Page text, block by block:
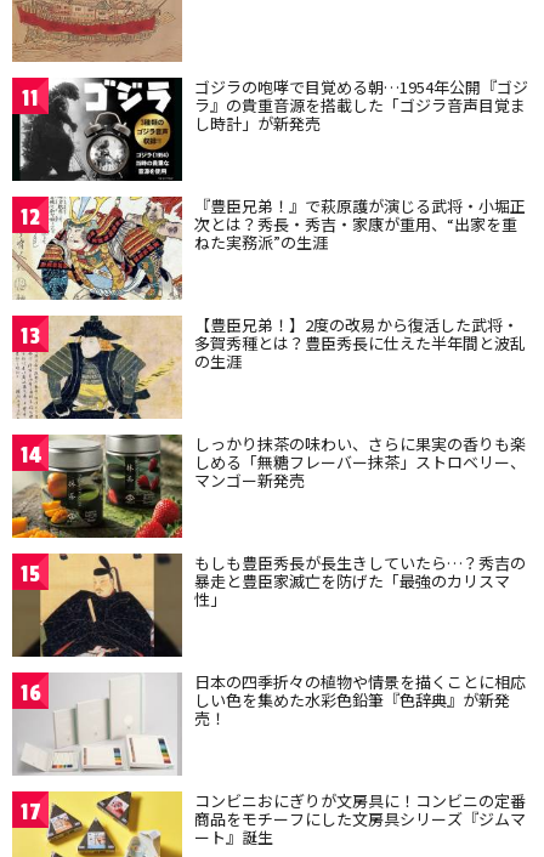
11 ゴジラの咆哮で目覚める朝…1954年公開『ゴジ
ラ』の貴重音源を搭載した「ゴジラ音声目覚ま
し時計」が新発売
12 『豊臣兄弟！』で萩原護が演じる武将・小堀正
次とは？秀長・秀吉・家康が重用、“出家を重
ねた実務派”の生涯
13 【豊臣兄弟！】2度の改易から復活した武将・
多賀秀種とは？豊臣秀長に仕えた半年間と波乱
の生涯
14 しっかり抹茶の味わい、さらに果実の香りも楽
しめる「無糖フレーバー抹茶」ストロベリー、
マンゴー新発売
15 もしも豊臣秀長が長生きしていたら…？秀吉の
暴走と豊臣家滅亡を防げた「最強のカリスマ
性」
16 日本の四季折々の植物や情景を描くことに相応
しい色を集めた水彩色鉛筆『色辞典』が新発
売！
17 コンビニおにぎりが文房具に！コンビニの定番
商品をモチーフにした文房具シリーズ『ジムマ
ート』誕生